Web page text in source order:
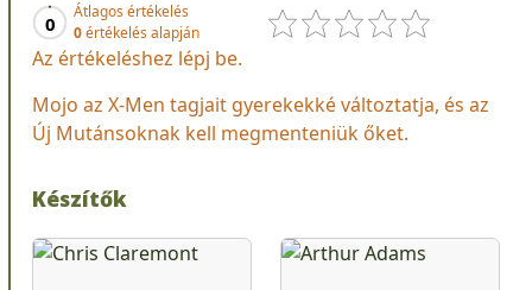
0
Átlagos értékelés
0értékelés alapján
Az értékeléshez lépj be.
Mojo az X-Men tagjait gyerekekké változtatja, és az
Új Mutánsoknak kell megmenteniük őket.
Készítők